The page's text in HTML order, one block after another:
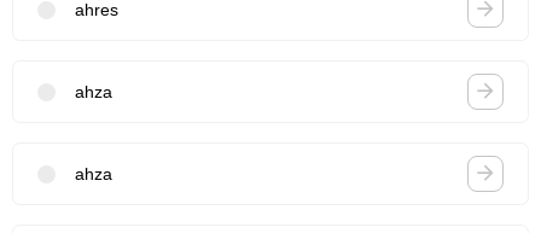
ahres
ahza
ahza